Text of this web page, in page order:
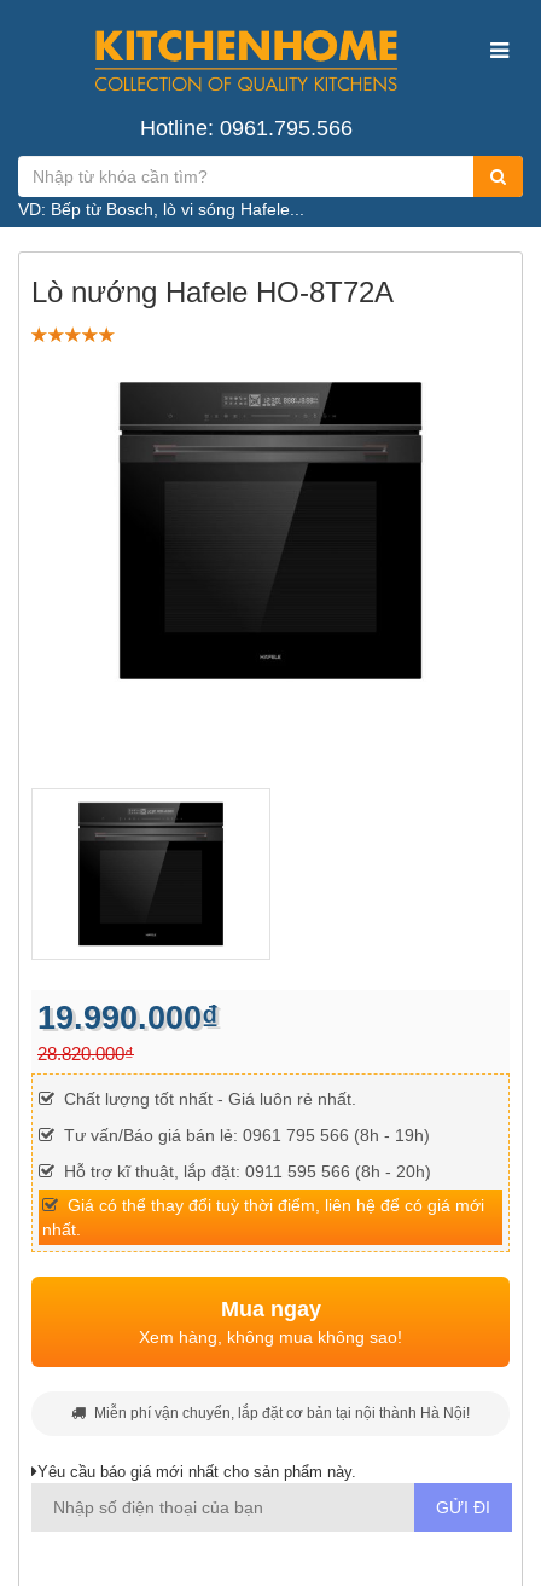
Hotline: 0961.795.566
VD: Bếp từ Bosch, lò vi sóng Hafele...
Lò nướng Hafele HO-8T72A
19.990.000₫
28.820.000₫
Chất lượng tốt nhất - Giá luôn rẻ nhất.
Tư vấn/Báo giá bán lẻ: 0961 795 566 (8h - 19h)
Hỗ trợ kĩ thuật, lắp đặt: 0911 595 566 (8h - 20h)
Giá có thể thay đổi tuỳ thời điểm, liên hệ để có giá mới
nhất.
Mua ngay
Xem hàng, không mua không sao!
Miễn phí vận chuyển, lắp đặt cơ bản tại nội thành Hà Nội!
Yêu cầu báo giá mới nhất cho sản phẩm này.